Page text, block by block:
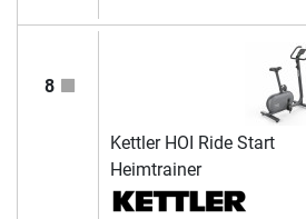
8
Kettler HOI Ride Start
Heimtrainer